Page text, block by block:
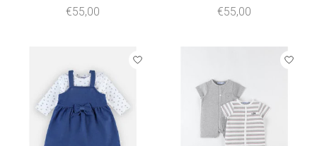
€55,00
€55,00